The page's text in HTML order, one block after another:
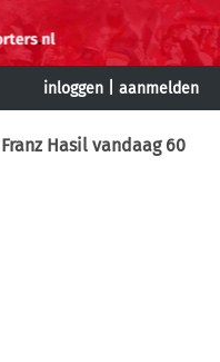
inloggen aanmelden
Hasil vandaag 60